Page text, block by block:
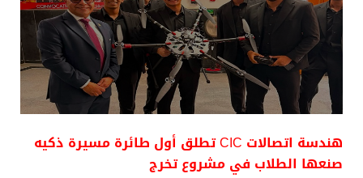
هندسة اتصالات CIC تطلق أول طائرة مسيرة ذكيه
صنعها الطلاب في مشروع تخرج